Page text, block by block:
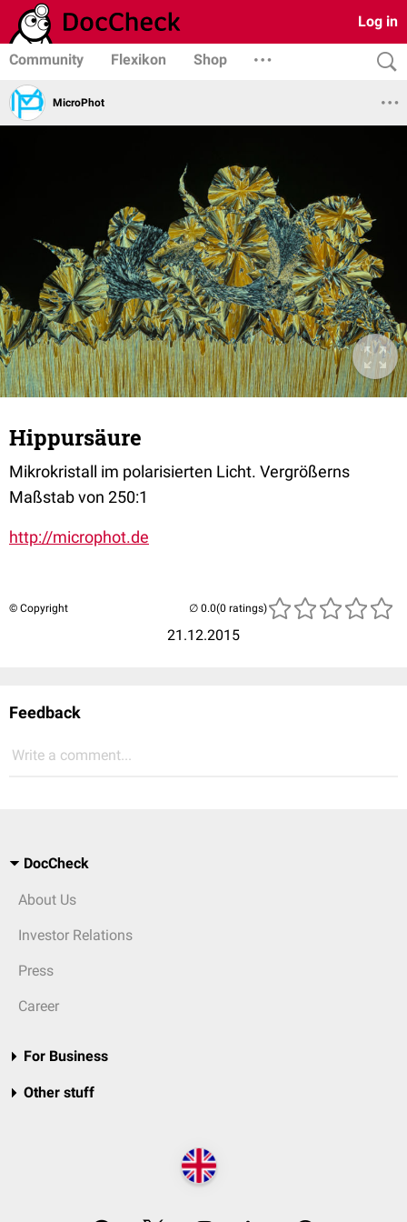
Log in
Community Flexikon Shop
MicroPhot
Hippursäure
Mikrokristall im polarisierten Licht. Vergrößerns
Maßstab von 250:1
http://microphot.de
© Copyright
21.12.2015
(0 ratings)
Feedback
Write a comment...
DocCheck
About Us
Investor Relations
Press
Career
For Business
Other stuff